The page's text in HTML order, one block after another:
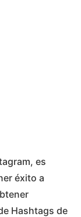
es
éxito a
Hashtags de